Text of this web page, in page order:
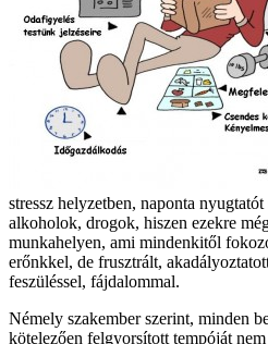
stressz helyzetben, naponta
alkoholok, drogok, hiszen ezekre
munkahelyen, ami mindenkitől
erőnkkel, de frusztrált,
feszüléssel, fájdalommal.
Némely szakember szerint, minden
kötelezően felgyorsított tempóját